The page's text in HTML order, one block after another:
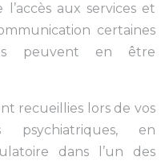
aux services et
certaines
peuvent en être
recueillies lors de vos
psychiatriques, en
dans l’un des